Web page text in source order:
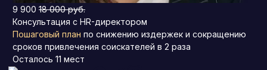
9 900 18 000 руб.
Консультация с HR-директором
Пошаговый план по снижению издержек и сокращению
сроков привлечения соискателей в 2 раза
Осталось 11 мест